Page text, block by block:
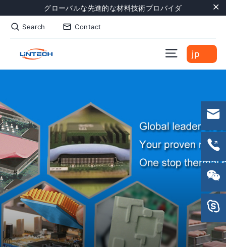
to
content
グローバルな先進的な材料技術プロバイダ
Search Contact
Site
jp